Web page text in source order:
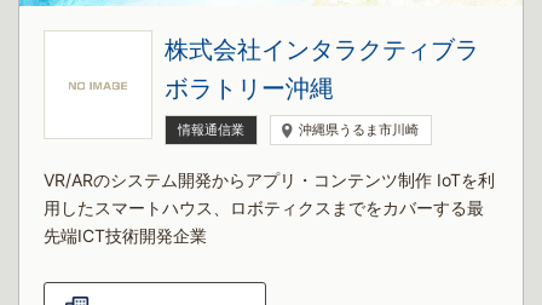
株式会社インタラクティブラ
ボラトリー沖縄
情報通信業 沖縄県うるま市川崎
VR/ARのシステム開発からアプリ・コンテンツ制作 IoTを利
用したスマートハウス、ロボティクスまでをカバーする最
先端ICT技術開発企業